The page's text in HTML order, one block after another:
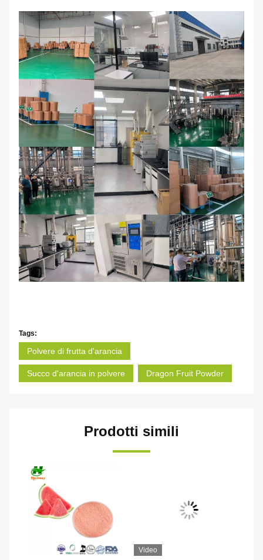
Tags:
Polvere di frutta d'arancia
Succo d'arancia in polvere Dragon Fruit Powder
Prodotti simili
Video